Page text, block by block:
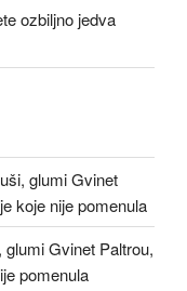
ozbiljno jedva
glumi Gvinet
koje nije pomenula
glumi Gvinet Paltrou,
pomenula